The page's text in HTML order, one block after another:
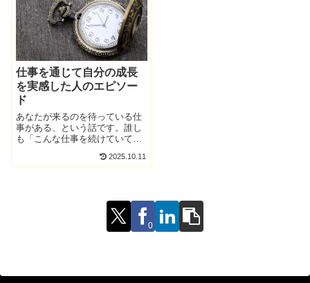
仕事を通じて自分の成長
を実感した人のエピソー
ド
あなたが来るのを待っている仕
事がある、という話です。誰し
も「こんな仕事を続けていて、
う感じるときがあるようです。
2025.10.11
0